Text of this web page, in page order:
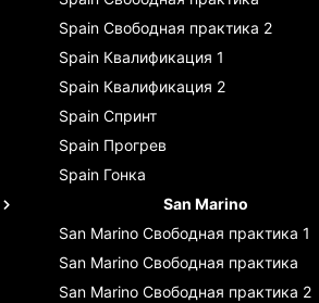
Spain Свободная практика 2
Spain Квалификация 1
Spain Квалификация 2
Spain Спринт
Spain Прогрев
Spain Гонка
San Marino
San Marino Свободная практика 1
San Marino Свободная практика
San Marino Свободная практика 2